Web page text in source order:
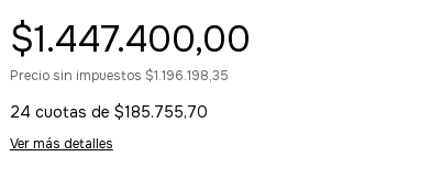
$1.447.400,00
Precio sin impuestos $1.196.198,35
24 cuotas de $185.755,70
Ver más detalles